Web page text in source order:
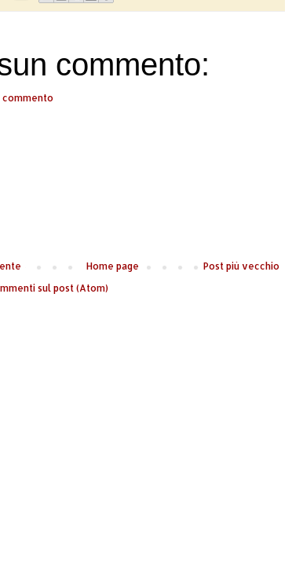
commento:
commento
Post più vecchio
Home page
sul post (Atom)